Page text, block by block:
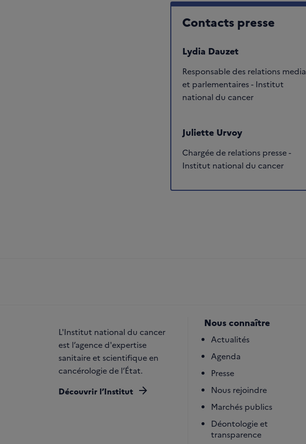
Contacts presse
Lydia Dauzet
Responsable des relations media
et parlementaires - Institut
national du cancer
Juliette Urvoy
Chargée de relations presse -
Institut national du cancer
L'Institut national du cancer
est l’agence d'expertise
sanitaire et scientifique en
cancérologie de l’État.
Découvrir l’Institut arrow_forward
Nous connaître
Actualités
Agenda
Presse
Nous rejoindre
Marchés publics
Déontologie et
transparence